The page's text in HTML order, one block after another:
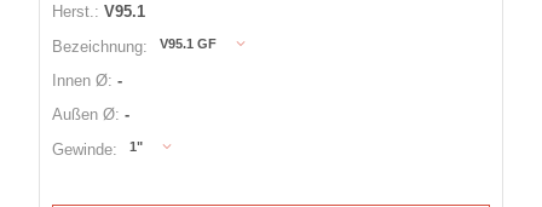
Herst.: V95.1
Bezeichnung:
V95.1 GF
Innen Ø: -
Außen Ø: -
Gewinde:
1"